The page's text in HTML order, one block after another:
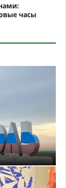
часы